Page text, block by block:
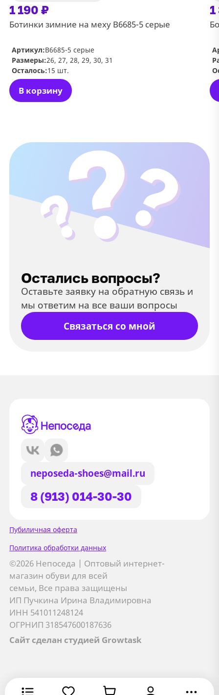
1 190 ₽
Ботинки зимние на меху В6685-5 серые
В корзину
Артикул:В6685-5 серые
Размеры:26, 27, 28, 29, 30, 31
Осталось:15 шт.
Остались вопросы?
Оставьте заявку на обратную связь и
мы ответим на все ваши вопросы
Связаться со мной
neposeda-shoes@mail.ru
8 (913) 014-30-30
Пубиличная оферта
Политика обработки данных
©2026 Непоседа | Оптовый интернет-
магазин обуви для всей
семьи, Все права защищены
ИП Пучкина Ирина Владимировна
ИНН 541011248124
ОГРНИП 318547600187636
Сайт сделан студией Growtask
Сайт использует файлы Cookie
Мы используем файлы cookie и
сторонние сервисы (Yandex.Metrica и
AppMetrica) для анализа трафика,
персонализации контента и улучшения
сайта.
Подробнее см. вПолитике обработки персональных
данных
Принимаю